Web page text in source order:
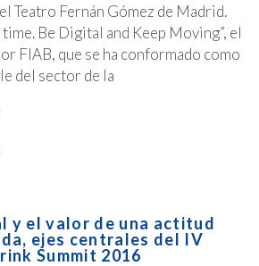
Teatro Fernán Gómez de Madrid.
time. Be Digital and Keep Moving”, el
FIAB, que se ha conformado como
del sector de la
y el valor de una actitud
ejes centrales del IV
Summit 2016